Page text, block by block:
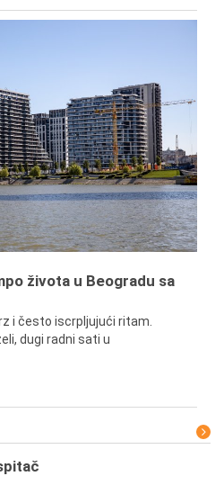
života u Beogradu sa
i često iscrpljujući ritam.
dugi radni sati u